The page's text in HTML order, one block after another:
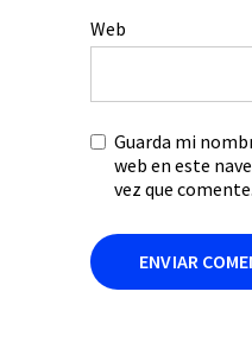
Web
Guarda mi
web en este
vez que comente.